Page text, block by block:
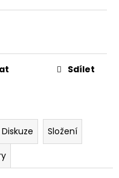
Sdílet
Diskuze
Složení